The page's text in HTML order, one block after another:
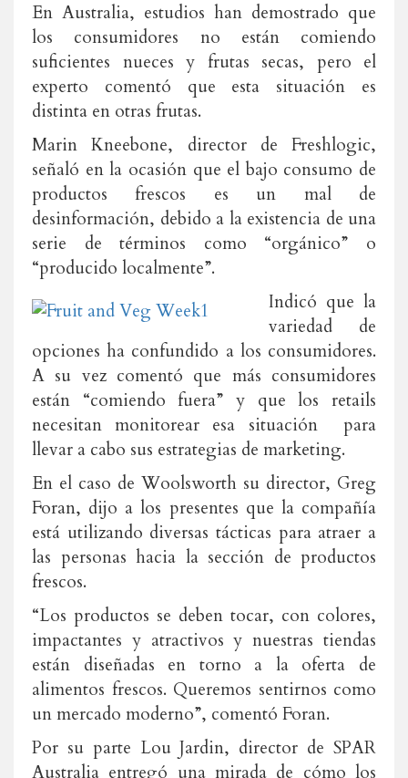
En Australia, estudios han demostrado que
los consumidores no están comiendo
suficientes nueces y frutas secas, pero el
experto comentó que esta situación es
distinta en otras frutas.
Marin Kneebone, director de Freshlogic,
señaló en la ocasión que el bajo consumo de
productos frescos es un mal de
desinformación, debido a la existencia de una
serie de términos como “orgánico” o
“producido localmente”.
Indicó que la
variedad de
opciones ha confundido a los consumidores.
A su vez comentó que más consumidores
están “comiendo fuera” y que los retails
necesitan monitorear esa situación para
llevar a cabo sus estrategias de marketing.
En el caso de Woolsworth su director, Greg
Foran, dijo a los presentes que la compañía
está utilizando diversas tácticas para atraer a
las personas hacia la sección de productos
frescos.
“Los productos se deben tocar, con colores,
impactantes y atractivos y nuestras tiendas
están diseñadas en torno a la oferta de
alimentos frescos. Queremos sentirnos como
un mercado moderno”, comentó Foran.
Por su parte Lou Jardin, director de SPAR
Australia entregó una mirada de cómo los